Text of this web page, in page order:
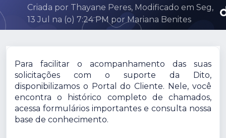
Criada por Thayane Peres, Modificado em Seg,
13 Jul na (o) 7:24 PM por Mariana Benites
Para facilitar o acompanhamento das suas
solicitações com o suporte da Dito,
disponibilizamos o Portal do Cliente. Nele, você
encontra o histórico completo de chamados,
acessa formulários importantes e consulta nossa
base de conhecimento.